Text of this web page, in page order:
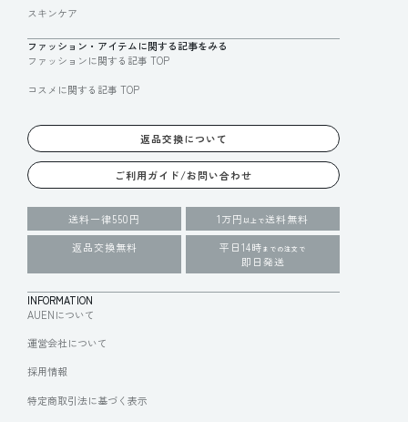
スキンケア
ファッション・アイテムに関する記事をみる
ファッションに関する記事 TOP
コスメに関する記事 TOP
返品交換について
ご利用ガイド/お問い合わせ
送料一律550円 1万円 以上で送料無料
返品交換無料
平日14時 までの注文で
即日発送
INFORMATION
AUENについて
運営会社について
採用情報
特定商取引法に基づく表示